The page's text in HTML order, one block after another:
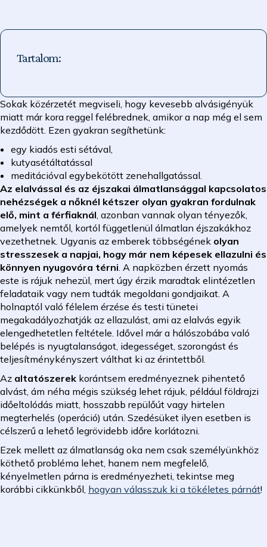
Sokak közérzetét megviseli, hogy kevesebb alvásigényük
miatt már kora reggel felébrednek, amikor a nap még el sem
kezdődött. Ezen gyakran segíthetünk:
egy kiadós esti sétával,
kutyasétáltatással
meditációval egybekötött zenehallgatással.
Az elalvással és az éjszakai álmatlansággal kapcsolatos
nehézségek a nőknél kétszer olyan gyakran fordulnak
elő, mint a férfiaknál, azonban vannak olyan tényezők,
amelyek nemtől, kortól függetlenül álmatlan éjszakákhoz
vezethetnek. Ugyanis az emberek többségének olyan
stresszesek a napjai, hogy már nem képesek ellazulni és
könnyen nyugovóra térni. A napközben érzett nyomás
este is rájuk nehezül, mert úgy érzik maradtak elintézetlen
feladataik vagy nem tudták megoldani gondjaikat. A
holnaptól való félelem érzése és testi tünetei
megakadályozhatják az ellazulást, ami az elalvás egyik
elengedhetetlen feltétele. Idővel már a hálószobába való
belépés is nyugtalanságot, idegességet, szorongást és
teljesítménykényszert válthat ki az érintettből.
Az altatószerek korántsem eredményeznek pihentető
alvást, ám néha mégis szükség lehet rájuk, például földrajzi
időeltolódás miatt, hosszabb repülőút vagy hirtelen
megterhelés (operáció) után. Szedésüket ilyen esetben is
célszerű a lehető legrövidebb időre korlátozni.
Ezek mellett az álmatlanság oka nem csak személyünkhöz
köthető probléma lehet, hanem nem megfelelő,
kényelmetlen párna is eredményezheti, tekintse meg
korábbi cikkünkből, hogyan válasszuk ki a tökéletes párnát!
Tartalom: